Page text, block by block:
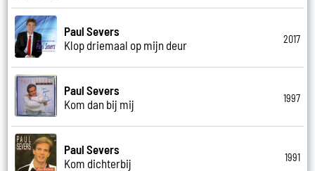
Paul Severs
Klop driemaal op mijn deur
2017
Paul Severs
Kom dan bij mij
1997
Paul Severs
Kom dichterbij
1991